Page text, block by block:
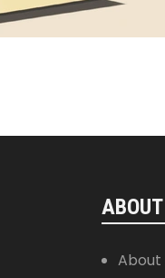
ABOUT
About